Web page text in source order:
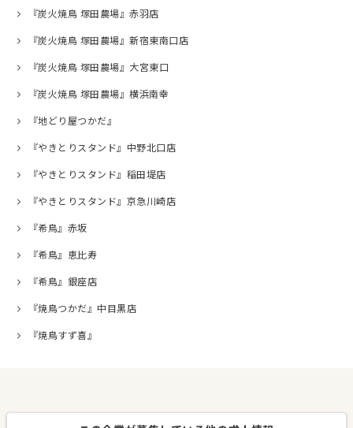
『炭火焼鳥 塚田農場』赤羽店
『炭火焼鳥 塚田農場』新宿東南口店
『炭火焼鳥 塚田農場』大宮東口
『炭火焼鳥 塚田農場』横浜南幸
『地どり屋つかだ』
『やきとりスタンド』中野北口店
『やきとりスタンド』稲田堤店
『やきとりスタンド』京急川崎店
『希鳥』赤坂
『希鳥』恵比寿
『希鳥』銀座店
『焼鳥つかだ』中目黒店
『焼鳥すず喜』